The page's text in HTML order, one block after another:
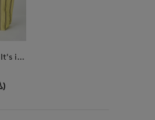
DAY by DAY It's international
)